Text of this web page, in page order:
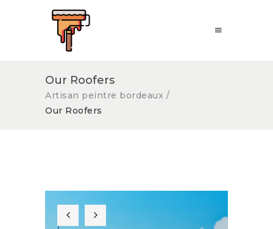
Our Roofers
Artisan peintre bordeaux /
Our Roofers